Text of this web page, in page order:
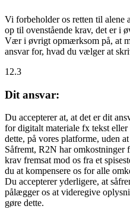
Vi forbeholder os retten til alene
op til ovenstående krav, det er i
Vær i øvrigt opmærksom på, at
ansvar for, hvad du vælger at
12.3
Dit ansvar:
Du accepterer at, at det er dit
for digitalt materiale fx tekst
dette, på vores platforme, uden
Såfremt, R2N har omkostninger
krav fremsat mod os fra et
du at kompensere os for alle
Du accepterer yderligere, at
pålægger os at videregive
gøre dette.